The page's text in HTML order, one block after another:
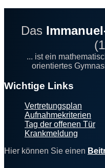
Das
... ist ein
orientiertes
Footer
Wichtige Links
Vertretungsplan
Aufnahmekriterien
Tag der offenen Tür
Krankmeldung
Hier können Sie einen